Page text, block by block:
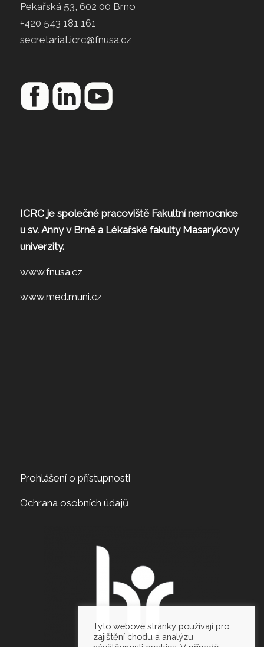
Pekařská 53, 602 00 Brno
+420 543 181 161
secretariat.icrc@fnusa.cz
ICRC je společné pracoviště Fakultní nemocnice
u sv. Anny v Brně a Lékařské fakulty Masarykovy
univerzity.
www.fnusa.cz
www.med.muni.cz
Prohlášení o přístupnosti
Ochrana osobních údajů
Tyto webové stránky používají pro
zajištění chodu a analýzu